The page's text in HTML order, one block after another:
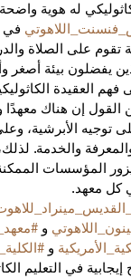
له هوية
في
تقوم على الصلاة
يفضلون بيئة أصغر
فهم العقيدة
القول إن هناك
توجيه الأبرشية،
والخدمة.
المؤسسات
كل معهد.
و
و
إيجابية في التعليم